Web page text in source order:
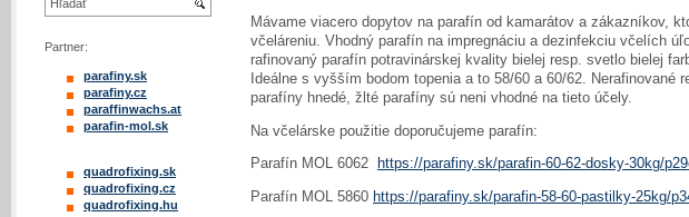
Mávame viacero dopytov na parafín od kamarátov a zákazníkov,
včeláreniu. Vhodný parafín na impregnáciu a dezinfekciu včelích
rafinovaný parafín potravinárskej kvality bielej resp. svetlo bielej
Ideálne s vyšším bodom topenia a to 58/60 a 60/62. Nerafinované
parafíny hnedé, žlté parafíny sú neni vhodné na tieto účely.
Na včelárske použitie doporučujeme parafín:
Parafín MOL 6062
https://parafiny.sk/parafin-60-62-dosky-30kg/
Parafín MOL 5860 https://parafiny.sk/parafin-58-60-pastilky-25kg/
Partner:
parafiny.sk
parafiny.cz
paraffinwachs.at
parafin-mol.sk
quadrofixing.sk
quadrofixing.cz
quadrofixing.hu